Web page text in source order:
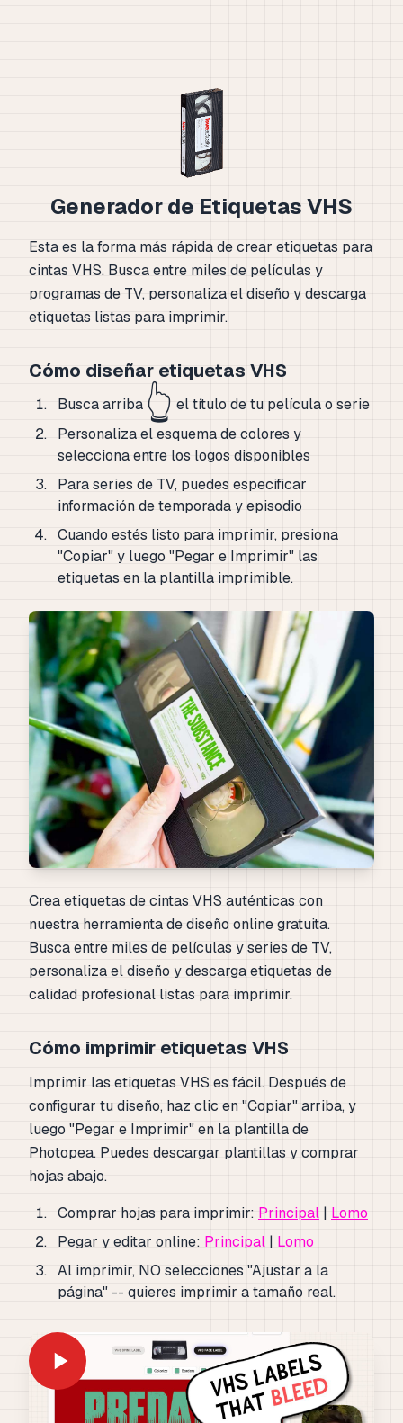
Generador de Etiquetas VHS
Esta es la forma más rápida de crear etiquetas para
cintas VHS. Busca entre miles de películas y
programas de TV, personaliza el diseño y descarga
etiquetas listas para imprimir.
Cómo diseñar etiquetas VHS
Busca arriba 👆 el título de tu película o serie
Personaliza el esquema de colores y
selecciona entre los logos disponibles
Para series de TV, puedes especificar
información de temporada y episodio
Cuando estés listo para imprimir, presiona
"Copiar" y luego "Pegar e Imprimir" las
etiquetas en la plantilla imprimible.
Crea etiquetas de cintas VHS auténticas con
nuestra herramienta de diseño online gratuita.
Busca entre miles de películas y series de TV,
personaliza el diseño y descarga etiquetas de
calidad profesional listas para imprimir.
Cómo imprimir etiquetas VHS
Imprimir las etiquetas VHS es fácil. Después de
configurar tu diseño, haz clic en "Copiar" arriba, y
luego "Pegar e Imprimir" en la plantilla de
Photopea. Puedes descargar plantillas y comprar
hojas abajo.
Comprar hojas para imprimir: Principal | Lomo
Pegar y editar online: Principal | Lomo
Al imprimir, NO selecciones "Ajustar a la
página" -- quieres imprimir a tamaño real.